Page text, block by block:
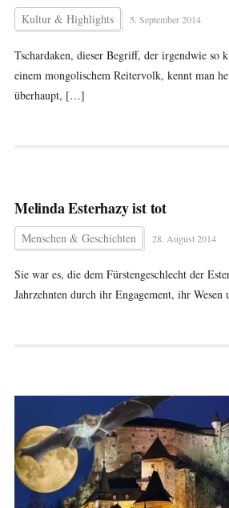
Kultur & Highlights 5. September 2014
Tschardaken, dieser Begriff, der irgendwie so
einem mongolischem Reitervolk, kennt man
überhaupt, […]
Melinda Esterhazy ist tot
Menschen & Geschichten 28. August 2014
Sie war es, die dem Fürstengeschlecht der
Jahrzehnten durch ihr Engagement, ihr